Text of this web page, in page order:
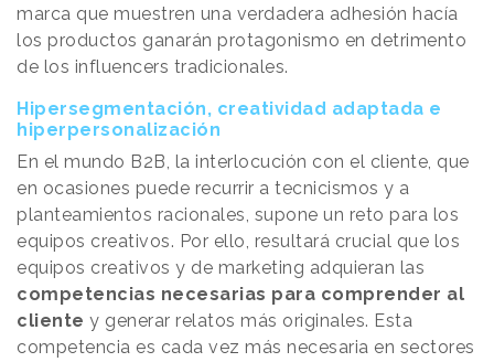
marca que muestren una verdadera adhesión hacía
los productos ganarán protagonismo en detrimento
de los influencers tradicionales.
Hipersegmentación, creatividad adaptada e
hiperpersonalización
En el mundo B2B, la interlocución con el cliente, que
en ocasiones puede recurrir a tecnicismos y a
planteamientos racionales, supone un reto para los
equipos creativos. Por ello, resultará crucial que los
equipos creativos y de marketing adquieran las
competencias necesarias para comprender al
cliente y generar relatos más originales. Esta
competencia es cada vez más necesaria en sectores